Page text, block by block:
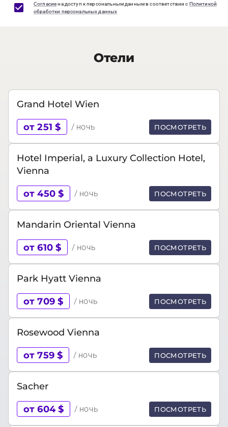
Согласиена доступ к персональным данным в соответствии с Политикой
обработки персональных данных
Отели
Grand Hotel Wien
от 251 $ / ночь ПОСМОТРЕТЬ
Hotel Imperial, a Luxury Collection Hotel,
Vienna
от 450 $ / ночь ПОСМОТРЕТЬ
Mandarin Oriental Vienna
от 610 $ / ночь ПОСМОТРЕТЬ
Park Hyatt Vienna
от 709 $ / ночь ПОСМОТРЕТЬ
Rosewood Vienna
от 759 $ / ночь ПОСМОТРЕТЬ
Sacher
от 604 $ / ночь ПОСМОТРЕТЬ